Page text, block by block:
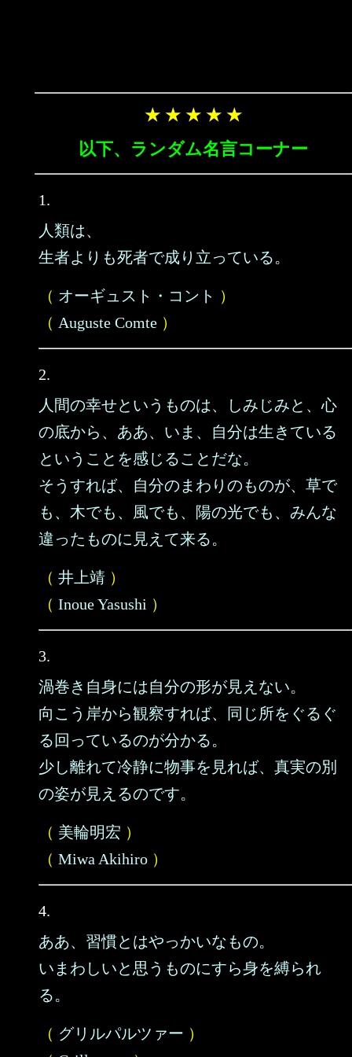
★ ★ ★ ★ ★
以下、ランダム名言コーナー
1.
人類は、
生者よりも死者で成り立っている。
（ オーギュスト・コント ）
（ Auguste Comte ）
2.
人間の幸せというものは、しみじみと、心
の底から、ああ、いま、自分は生きている
ということを感じることだな。
そうすれば、自分のまわりのものが、草で
も、木でも、風でも、陽の光でも、みんな
違ったものに見えて来る。
（ 井上靖 ）
（ Inoue Yasushi ）
3.
渦巻き自身には自分の形が見えない。
向こう岸から観察すれば、同じ所をぐるぐ
る回っているのが分かる。
少し離れて冷静に物事を見れば、真実の別
の姿が見えるのです。
（ 美輪明宏 ）
（ Miwa Akihiro ）
4.
ああ、習慣とはやっかいなもの。
いまわしいと思うものにすら身を縛られ
る。
（ グリルパルツァー ）